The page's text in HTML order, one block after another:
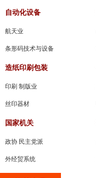
自动化设备
航天业
条形码技术与设备
造纸印刷包装
印刷 制版业
丝印器材
国家机关
政协 民主党派
外经贸系统